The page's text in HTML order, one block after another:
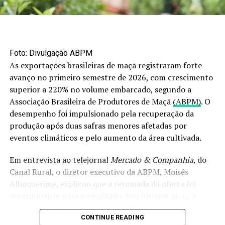
por quilo. A ponta de agulha manteve o preço de R$
18,50 por quilo.
No mercado cambial, o dólar comercial encerrou o dia
em alta de 0,39%, cotado a R$ 5,1526 para venda e R$
5,1506 para compra.
O post
Mercado do boi gordo enfrenta dificuldade para
alongar escalas de abate; confira os númerosapareceu
primeiro em Canal Rural
RELATED TOPICS:
UP NEXT
Mato Grosso abate 3,6 milhões de bovinos no primeiro
DON'T MISS
Entregas de fertilizantes caem 6% em abril e somam
Foto: Divulgação ABPM
As exportações brasileiras de maçã registraram forte
avanço no primeiro semestre de 2026, com crescimento
superior a 220% no volume embarcado, segundo a
Associação Brasileira de Produtores de Maçã (ABPM). O
desempenho foi impulsionado pela recuperação da
produção após duas safras menores afetadas por
eventos climáticos e pelo aumento da área cultivada.
Em entrevista ao telejornalMercado & Companhia, do
Canal Rural, o diretor executivo da ABPM, Moisés
Albuquerque, explicou que a retomada da oferta foi
cadeia enfrentou perdas provocadas por chuvas
intensas, especialmente no segundo semestre de 2023 e
CONTINUE READING